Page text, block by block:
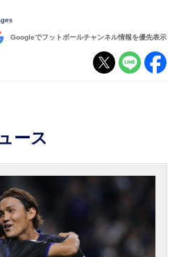
Googleでフットボールチャンネル情報を優先表示
ース